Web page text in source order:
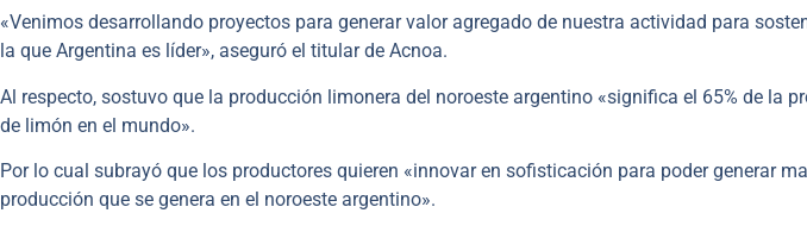
«Venimos desarrollando proyectos para generar valor agregado de nuestra actividad para
la que Argentina es líder», aseguró el titular de Acnoa.
Al respecto, sostuvo que la producción limonera del noroeste argentino «significa el 65% de la
de limón en el mundo».
Por lo cual subrayó que los productores quieren «innovar en sofisticación para poder generar
producción que se genera en el noroeste argentino».